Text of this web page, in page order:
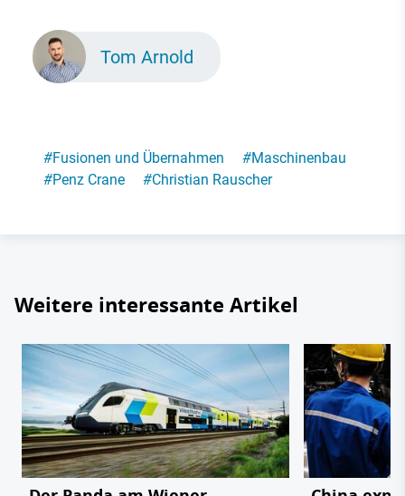
Tom Arnold
#Fusionen und Übernahmen #Maschinenbau
#Penz Crane #Christian Rauscher
Weitere interessante Artikel